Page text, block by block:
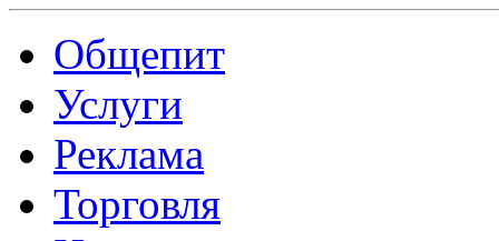
Общепит
Услуги
Реклама
Торговля